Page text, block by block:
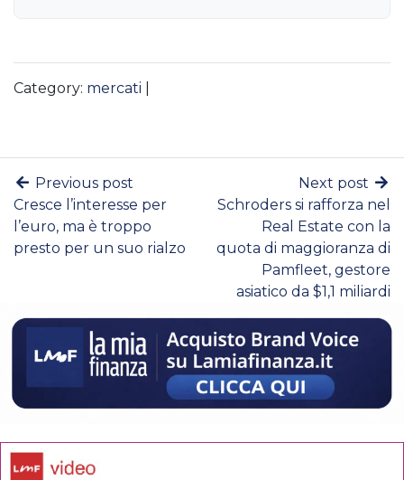
Category: mercati
Previous post
Cresce l’interesse per
l’euro, ma è troppo
presto per un suo rialzo
Next post
Schroders si rafforza nel
Real Estate con la
quota di maggioranza di
Pamfleet, gestore
asiatico da $1,1 miliardi